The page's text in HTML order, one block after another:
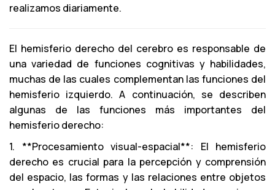
realizamos diariamente.
El hemisferio derecho del cerebro es responsable de
una variedad de funciones cognitivas y habilidades,
muchas de las cuales complementan las funciones del
hemisferio izquierdo. A continuación, se describen
algunas de las funciones más importantes del
hemisferio derecho:
1. **Procesamiento visual-espacial**: El hemisferio
derecho es crucial para la percepción y comprensión
del espacio, las formas y las relaciones entre objetos